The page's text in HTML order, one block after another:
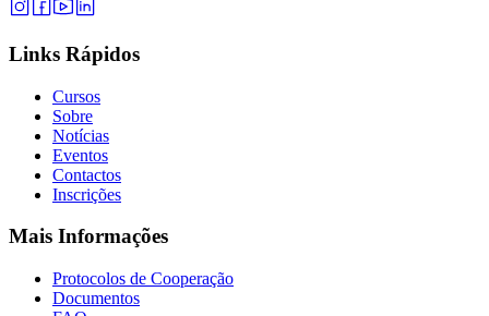
Links Rápidos
Cursos
Sobre
Notícias
Eventos
Contactos
Inscrições
Mais Informações
Protocolos de Cooperação
Documentos